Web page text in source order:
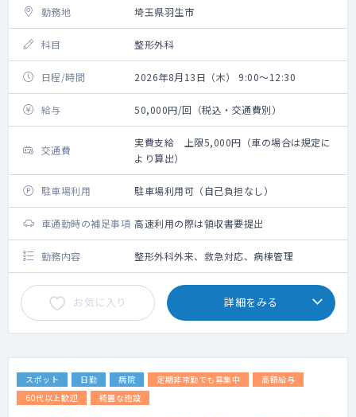
勤務地 埼玉県羽生市
科目 整形外科
日程/時間 2026年8月13日（木） 9:00～12:30
給与 50,000円/回（税込・交通費別）
交通費
実費支給 上限5,000円（車の場合は規定に
より算出）
駐車場利用 駐車場利用可（自己負担なし）
車通勤時の補足事項 高速利用の際は領収書要提出
勤務内容 整形外科外来、救急対応、病棟管理
お気に入り 詳細をみる
スポット 日勤 病院 定期非常勤でも募集中
高額給与
60代以上歓迎
綺麗な施設